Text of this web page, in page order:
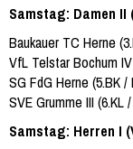
Samstag: Damen II
Baukauer TC Herne
VfL Telstar Bochum
SG FdG Herne (5.BK /
SVE Grumme III (6.KL
Samstag: Herren I